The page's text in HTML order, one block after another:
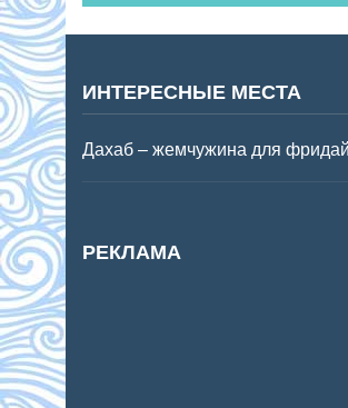
ИНТЕРЕСНЫЕ МЕСТА
Дахаб – жемчужина для
РЕКЛАМА